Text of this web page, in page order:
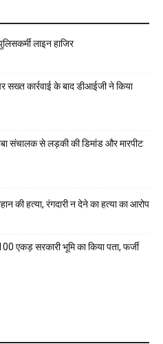
लाइन हाजिर
सख्त कार्रवाई के बाद डीआईजी ने किया
संचालक से लड़की की डिमांड और मारपीट
की हत्या, रंगदारी न देने का हत्या का आरोप
एकड़ सरकारी भूमि का किया पता, फर्जी